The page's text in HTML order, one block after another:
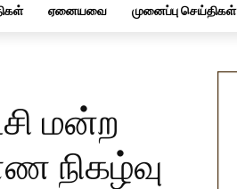
ஏனையவை முனைப்பு செய்திகள்
மன்ற
நிகழ்வு